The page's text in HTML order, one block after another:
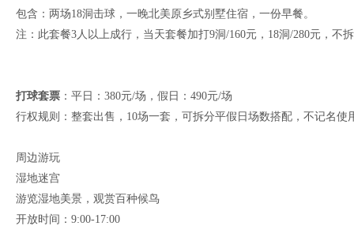
包含：两场18洞击球，一晚北美原乡式别墅住宿，一份早餐。
注：此套餐3人以上成行，当天套餐加打9洞/160元，18洞/280元，不
打球套票 ：平日：380元/场，假日：490元/场
行权规则：整套出售，10场一套，可拆分平假日场数搭配，不记名使
周边游玩
湿地迷宫
游览湿地美景，观赏百种候鸟
开放时间：9:00-17:00